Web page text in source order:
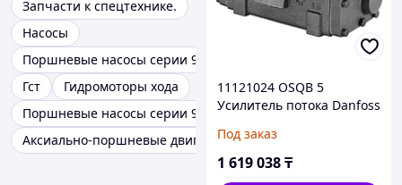
Запчасти к спецтехнике.
Насосы
Поршневые насосы серии 90
Гст
Гидромоторы хода
Поршневые насосы серии 90 Danfoss
Аксиально-поршневые двигатели
11121024 OSQB 5
Усилитель потока Danfoss
Под заказ
1 619 038₸